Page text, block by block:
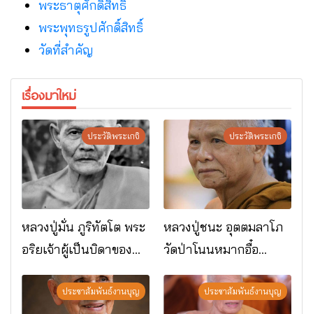
พระธาตุศักดิ์สิทธิ์
พระพุทธรูปศักดิ์สิทธิ์
วัดที่สําคัญ
เรื่องมาใหม่
ประวัติพระเกจิ
หลวงปู่มั่น ภูริทัตโต พระ
อริยเจ้าผู้เป็นบิดาของ
พระกรรมฐาน
ประวัติพระเกจิ
หลวงปู่ชนะ อุตตมลาโภ
วัดป่าโนนหมากอื๋อ
อ.เมือง จ.มหาสารคาม
ประชาสัมพันธ์งานบุญ ประชาสัมพันธ์งานบุญ